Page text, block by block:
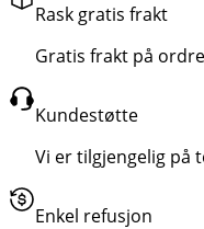
Rask gratis frakt
Gratis frakt på
Kundestøtte
Vi er tilgjengelig på
Enkel refusjon